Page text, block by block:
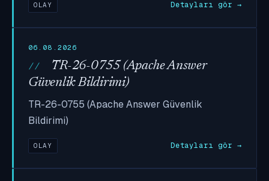
OLAY Detayları gör →
06.08.2026
TR-26-0755 (Apache Answer
Güvenlik Bildirimi)
TR-26-0755 (Apache Answer Güvenlik
Bildirimi)
OLAY Detayları gör →